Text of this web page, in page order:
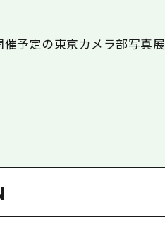
催予定の東京カメラ部写真展